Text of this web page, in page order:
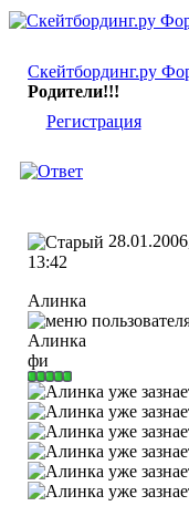
Скейтбординг.ру
Родители!!!
Регистрация
13:42
Алинка
фи